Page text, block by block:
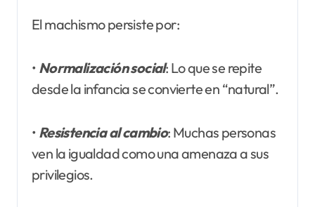
El machismo persiste por:
• Normalización social: Lo que se repite
desde la infancia se convierte en “natural”.
• Resistencia al cambio: Muchas personas
ven la igualdad como una amenaza a sus
privilegios.